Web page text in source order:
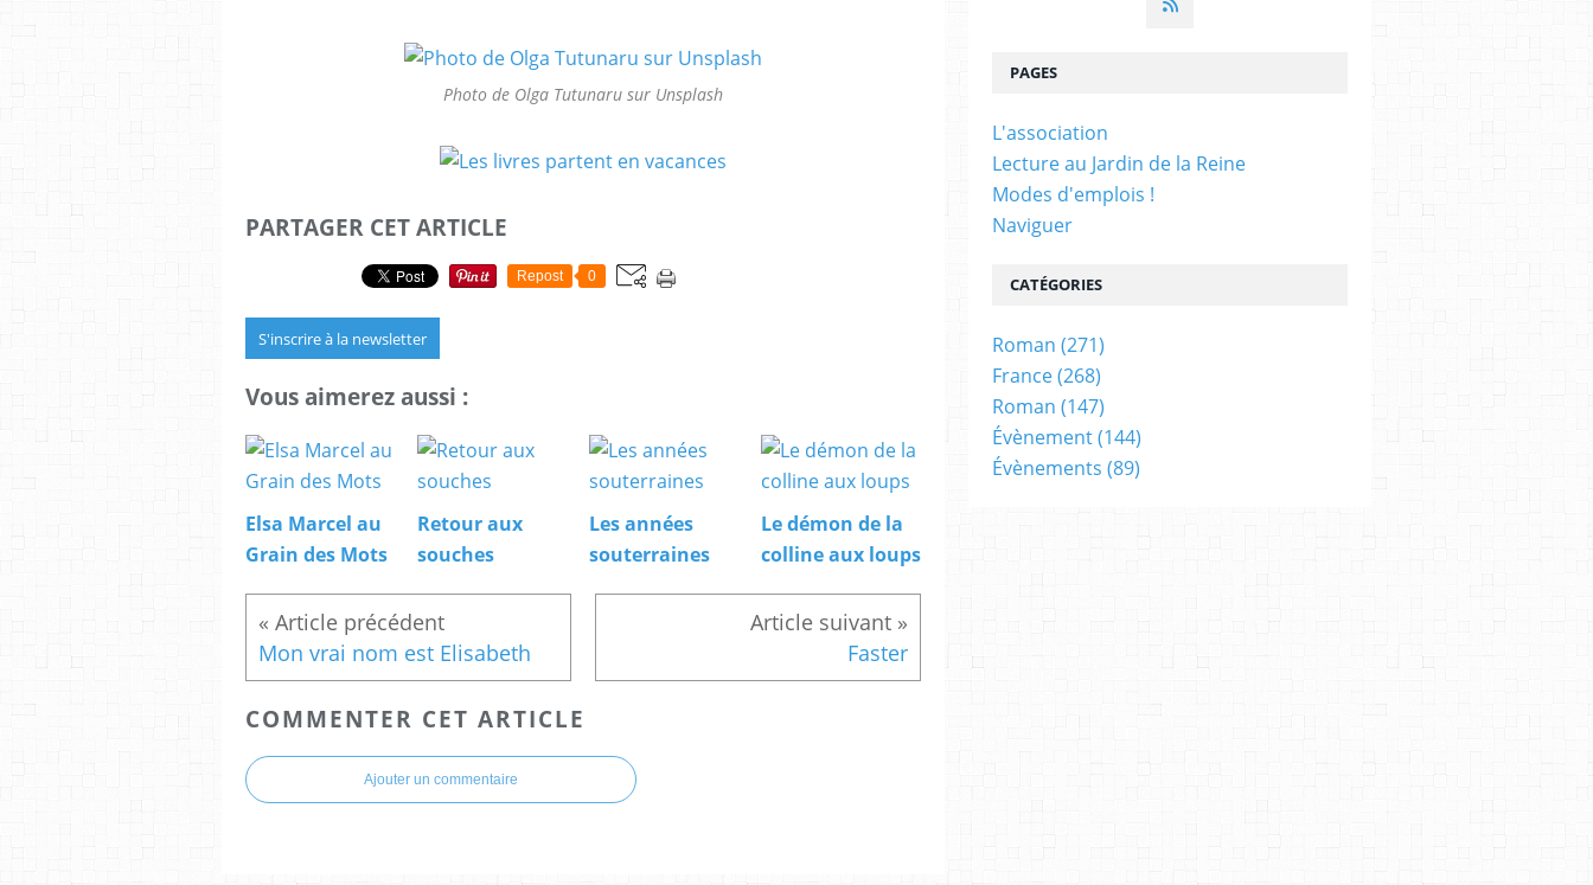
Photo de Olga Tutunaru sur Unsplash
PARTAGER CET ARTICLE
Repost 0
S'inscrire à la newsletter
Vous aimerez aussi :
Elsa Marcel au
Grain des Mots
Retour aux
souches
Les années
souterraines
Le démon de la
colline aux loups
Mon vrai nom est Elisabeth Faster
COMMENTER CET ARTICLE
Ajouter un commentaire
PAGES
L'association
Lecture au Jardin de la Reine
Modes d'emplois !
Naviguer
CATÉGORIES
Roman (271)
France(268)
Roman (147)
Évènement(144)
Évènements (89)